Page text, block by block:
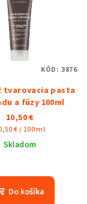
tvarovacia pasta
a fúzy 100ml
10,50 €
€ / 100 ml
Skladom
Do košíka
KÓD: 3876